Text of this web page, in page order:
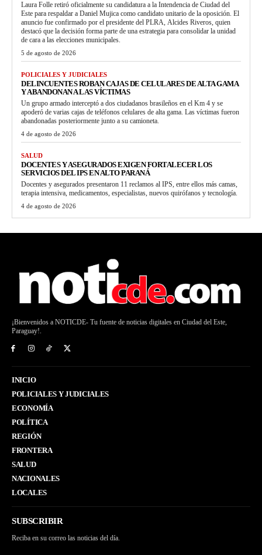
Laura Folle retiró oficialmente su candidatura a la Intendencia de Ciudad del
Este para respaldar a Daniel Mujica como candidato unitario de la oposición. El
anuncio fue confirmado por el presidente del PLRA, Alcides Riveros, quien
destacó que la decisión forma parte de una estrategia para consolidar la unidad
de cara a las elecciones municipales.
5 de agosto de 2026
POLICIALES Y JUDICIALES
DELINCUENTES ROBAN CAJAS DE CELULARES DE ALTA GAMA
Y ABANDONAN A LAS VÍCTIMAS
Un grupo armado interceptó a dos ciudadanos brasileños en el Km 4 y se
apoderó de varias cajas de teléfonos celulares de alta gama. Las víctimas fueron
abandonadas posteriormente junto a su camioneta.
4 de agosto de 2026
SALUD
DOCENTES Y ASEGURADOS EXIGEN FORTALECER LOS
SERVICIOS DEL IPS EN ALTO PARANÁ
Docentes y asegurados presentaron 11 reclamos al IPS, entre ellos más camas,
terapia intensiva, medicamentos, especialistas, nuevos quirófanos y tecnología.
4 de agosto de 2026
¡Bienvenidos a NOTICDE- Tu fuente de noticias digitales en Ciudad del Este,
Paraguay!.
INICIO
POLICIALES Y JUDICIALES
ECONOMÍA
POLÍTICA
REGIÓN
FRONTERA
SALUD
NACIONALES
LOCALES
SUBSCRIBIR
Reciba en su correo las noticias del día.